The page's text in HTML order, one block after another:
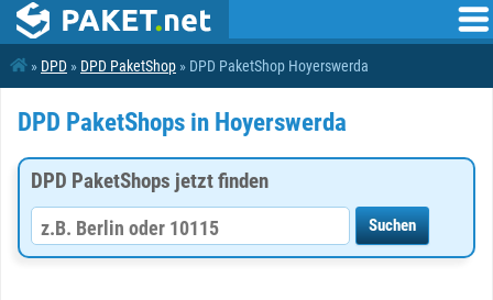
» DPD » DPD PaketShop » DPD PaketShop Hoyerswerda
DPD PaketShops in Hoyerswerda
DPD PaketShops jetzt finden